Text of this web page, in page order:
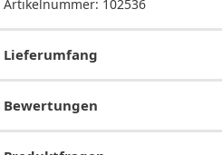
Artikelnummer: 102536
Lieferumfang
Bewertungen